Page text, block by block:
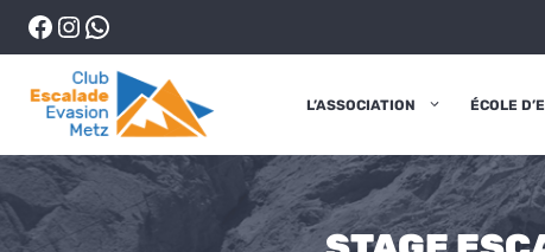
Aller
contenu
Facebook
Instagram
WhatsApp
L’ASSOCIATION ÉCOLE